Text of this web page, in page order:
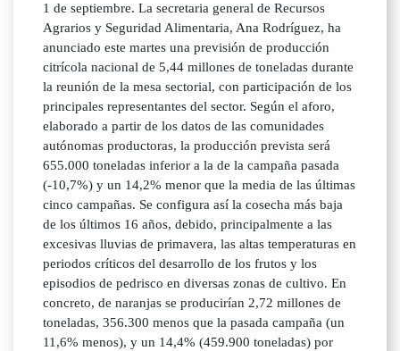
1 de septiembre. La secretaria general de Recursos
Agrarios y Seguridad Alimentaria, Ana Rodríguez, ha
anunciado este martes una previsión de producción
citrícola nacional de 5,44 millones de toneladas durante
la reunión de la mesa sectorial, con participación de los
principales representantes del sector. Según el aforo,
elaborado a partir de los datos de las comunidades
autónomas productoras, la producción prevista será
655.000 toneladas inferior a la de la campaña pasada
(-10,7%) y un 14,2% menor que la media de las últimas
cinco campañas. Se configura así la cosecha más baja
de los últimos 16 años, debido, principalmente a las
excesivas lluvias de primavera, las altas temperaturas en
periodos críticos del desarrollo de los frutos y los
episodios de pedrisco en diversas zonas de cultivo. En
concreto, de naranjas se producirían 2,72 millones de
toneladas, 356.300 menos que la pasada campaña (un
11,6% menos), y un 14,4% (459.900 toneladas) por